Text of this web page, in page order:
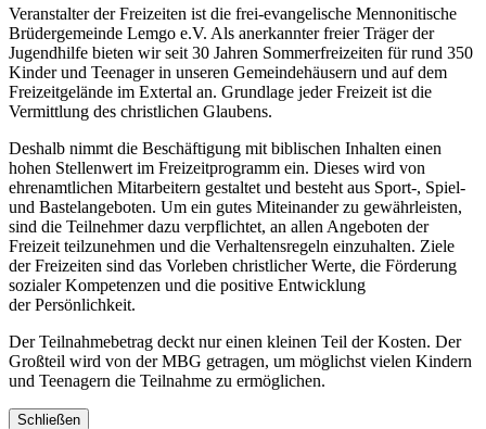
Veranstalter der Freizeiten ist die frei-evangelische Mennonitische
Brüdergemeinde Lemgo e.V. Als anerkannter freier Träger der
Jugendhilfe bieten wir seit 30 Jahren Sommerfreizeiten für rund 350
Kinder und Teenager in unseren Gemeindehäusern und auf dem
Freizeitgelände im Extertal an. Grundlage jeder Freizeit ist die
Vermittlung des christlichen Glaubens.
Deshalb nimmt die Beschäftigung mit biblischen Inhalten einen
hohen Stellenwert im Freizeitprogramm ein. Dieses wird von
ehrenamtlichen Mitarbeitern gestaltet und besteht aus Sport-, Spiel-
und Bastelangeboten. Um ein gutes Miteinander zu gewährleisten,
sind die Teilnehmer dazu verpflichtet, an allen Angeboten der
Freizeit teilzunehmen und die Verhaltensregeln einzuhalten. Ziele
der Freizeiten sind das Vorleben christlicher Werte, die Förderung
sozialer Kompetenzen und die positive Entwicklung
der Persönlichkeit.
Der Teilnahmebetrag deckt nur einen kleinen Teil der Kosten. Der
Großteil wird von der MBG getragen, um möglichst vielen Kindern
und Teenagern die Teilnahme zu ermöglichen.
Schließen